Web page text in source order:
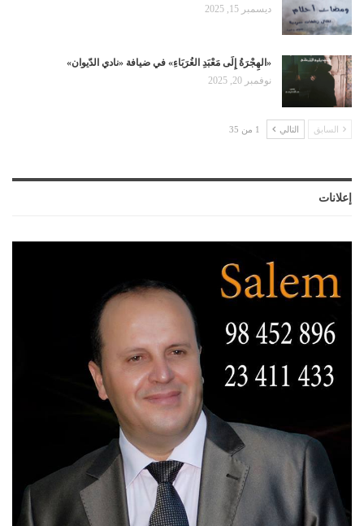
ديسمبر 15, 2025
«الهِجْرَةُ إِلَى مَعْبَدِ الغُرَبَاءِ» في ضيافة «نادي الدّيوان»
نوفمبر 20, 2025
السابق التالي 1 من 35
إعلانات